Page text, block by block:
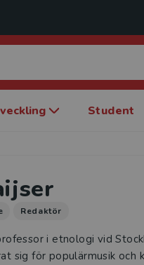
Student
Redaktör
i etnologi vid
sig för populärmusik och